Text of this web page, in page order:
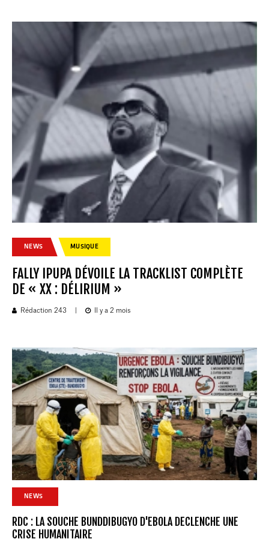
NEWS MUSIQUE
FALLY IPUPA DÉVOILE LA TRACKLIST COMPLÈTE
DE « XX : DÉLIRIUM »
Rédaction 243 Il y a 2 mois
NEWS
RDC : LA SOUCHE BUNDDIBUGYO D'EBOLA DECLENCHE UNE
CRISE HUMANITAIRE